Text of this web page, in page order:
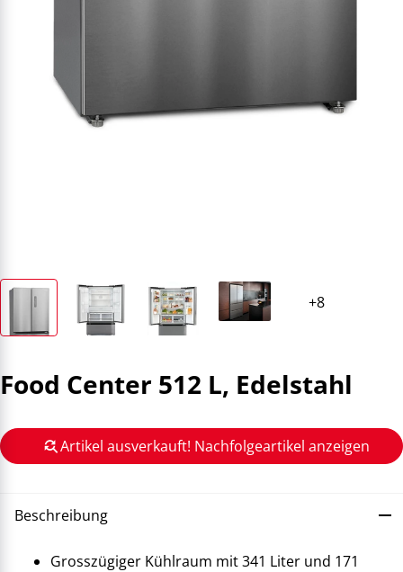
Food Center 512 L, Edelstahl
Artikel ausverkauft! Nachfolgeartikel anzeigen
Beschreibung
Grosszügiger Kühlraum mit 341 Liter und 171